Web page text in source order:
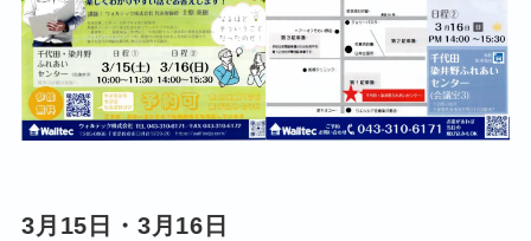
3月15日・3月16日